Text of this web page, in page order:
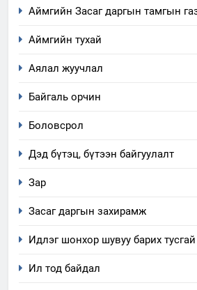
Аймгийн Засаг даргын тамгын
Аймгийн тухай
Аялал жуучлал
Байгаль орчин
Боловсрол
Дэд бүтэц, бүтээн байгуулалт
Зар
Засаг даргын захирамж
Идлэг шонхор шувуу барих
Ил тод байдал